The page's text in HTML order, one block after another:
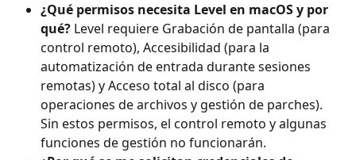
¿Qué permisos necesita Level en macOS y por
qué? Level requiere Grabación de pantalla (para
control remoto), Accesibilidad (para la
automatización de entrada durante sesiones
remotas) y Acceso total al disco (para
operaciones de archivos y gestión de parches).
Sin estos permisos, el control remoto y algunas
funciones de gestión no funcionarán.